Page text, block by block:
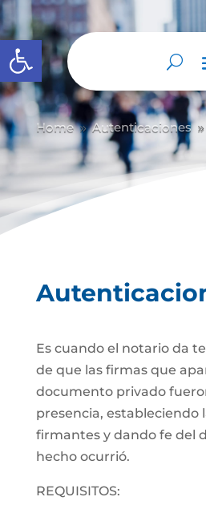
Abrir barra de herramientas
Home 9 Autenticaciones 9
Es cuando el notario da
de que las firmas que
documento privado
presencia, estableciendo
firmantes y dando fe del
hecho ocurrió.
REQUISITOS: